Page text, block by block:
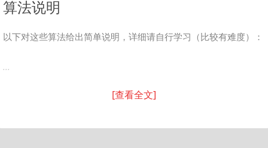
算法说明
以下对这些算法给出简单说明，详细请自行学习（比较有难度）：
...
[查看全文]